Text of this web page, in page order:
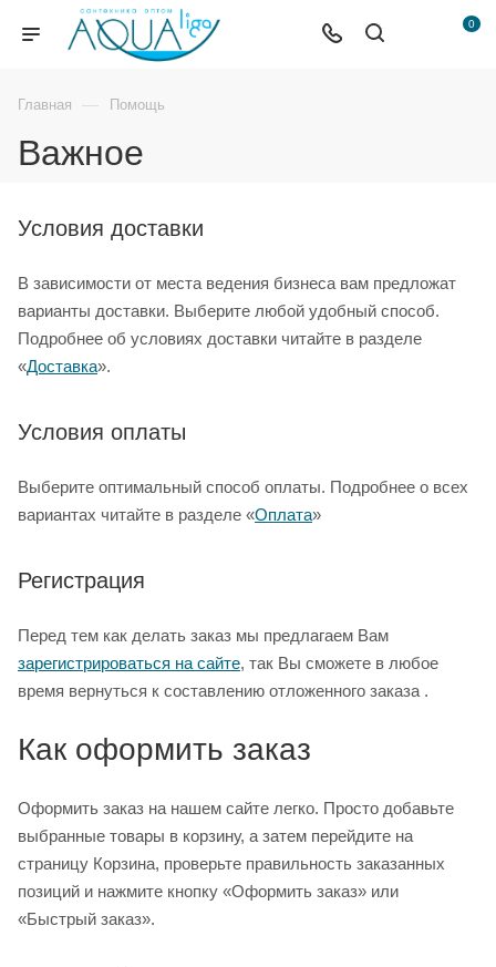
0
Главная — Помощь
Важное
Условия доставки
В зависимости от места ведения бизнеса вам предложат
варианты доставки. Выберите любой удобный способ.
Подробнее об условиях доставки читайте в разделе
«Доставка».
Условия оплаты
Выберите оптимальный способ оплаты. Подробнее о всех
вариантах читайте в разделе «Оплата»
Регистрация
Перед тем как делать заказ мы предлагаем Вам
зарегистрироваться на сайте, так Вы сможете в любое
время вернуться к составлению отложенного заказа .
Как оформить заказ
Оформить заказ на нашем сайте легко. Просто добавьте
выбранные товары в корзину, а затем перейдите на
страницу Корзина, проверьте правильность заказанных
позиций и нажмите кнопку «Оформить заказ» или
«Быстрый заказ».